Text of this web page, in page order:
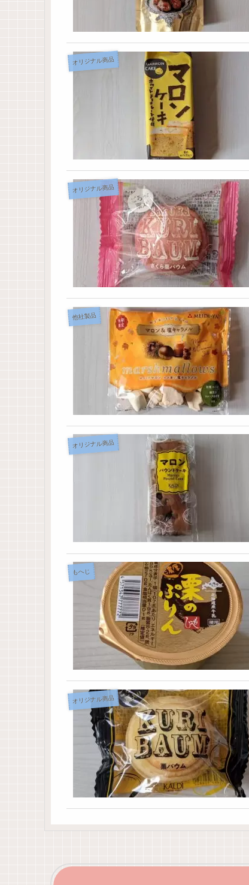
オリジナル商品
オリジナル商品
他社製品
オリジナル商品
もへじ
オリジナル商品